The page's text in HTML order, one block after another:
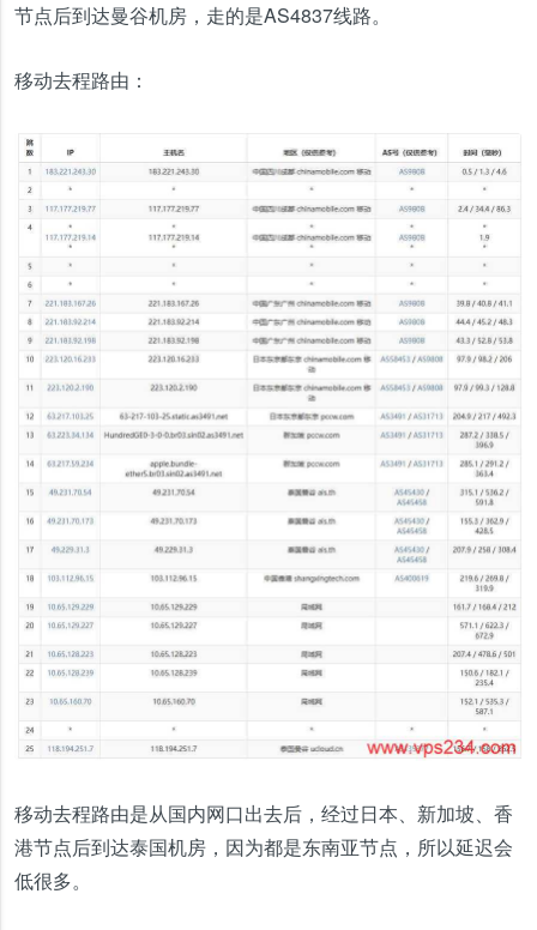
节点后到达曼谷机房，走的是AS4837线路。
移动去程路由：
移动去程路由是从国内网口出去后，经过日本、新加坡、香
港节点后到达泰国机房，因为都是东南亚节点，所以延迟会
低很多。